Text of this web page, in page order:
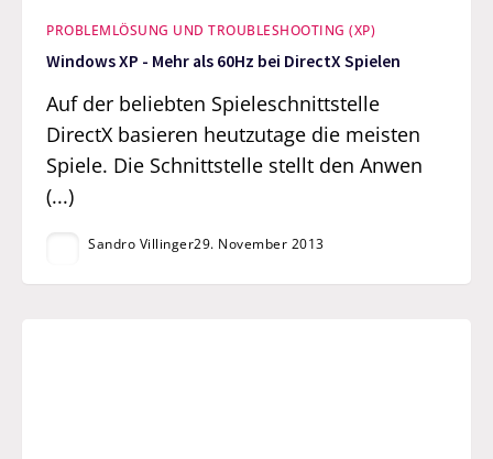
PROBLEMLÖSUNG UND TROUBLESHOOTING (XP)
Windows XP - Mehr als 60Hz bei DirectX Spielen
Auf der beliebten Spieleschnittstelle
DirectX basieren heutzutage die meisten
Spiele. Die Schnittstelle stellt den Anwen
(...)
Sandro Villinger29. November 2013